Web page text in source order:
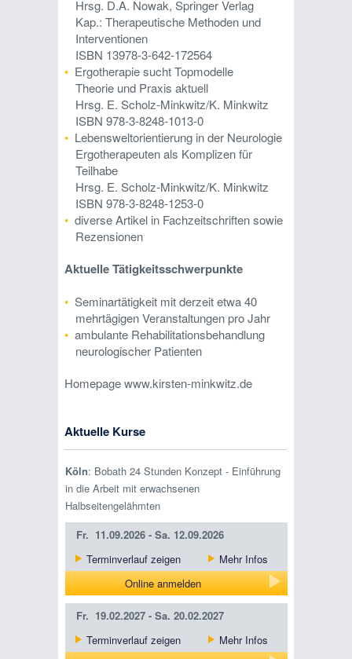
Hrsg. D.A. Nowak, Springer Verlag
Kap.: Therapeutische Methoden und
Interventionen
ISBN 13978-3-642-172564
Ergotherapie sucht Topmodelle
Theorie und Praxis aktuell
Hrsg. E. Scholz-Minkwitz/K. Minkwitz
ISBN 978-3-8248-1013-0
Lebensweltorientierung in der Neurologie
Ergotherapeuten als Komplizen für
Teilhabe
Hrsg. E. Scholz-Minkwitz/K. Minkwitz
ISBN 978-3-8248-1253-0
diverse Artikel in Fachzeitschriften sowie
Rezensionen
Aktuelle Tätigkeitsschwerpunkte
Seminartätigkeit mit derzeit etwa 40
mehrtägigen Veranstaltungen pro Jahr
ambulante Rehabilitationsbehandlung
neurologischer Patienten
Homepage www.kirsten-minkwitz.de
Aktuelle Kurse
Köln: Bobath 24 Stunden Konzept - Einführung
in die Arbeit mit erwachsenen
Halbseitengelähmten
Fr. 11.09.2026 - Sa. 12.09.2026
Terminverlauf zeigen
Mehr Infos
Online anmelden
Fr. 19.02.2027 - Sa. 20.02.2027
Terminverlauf zeigen
Mehr Infos